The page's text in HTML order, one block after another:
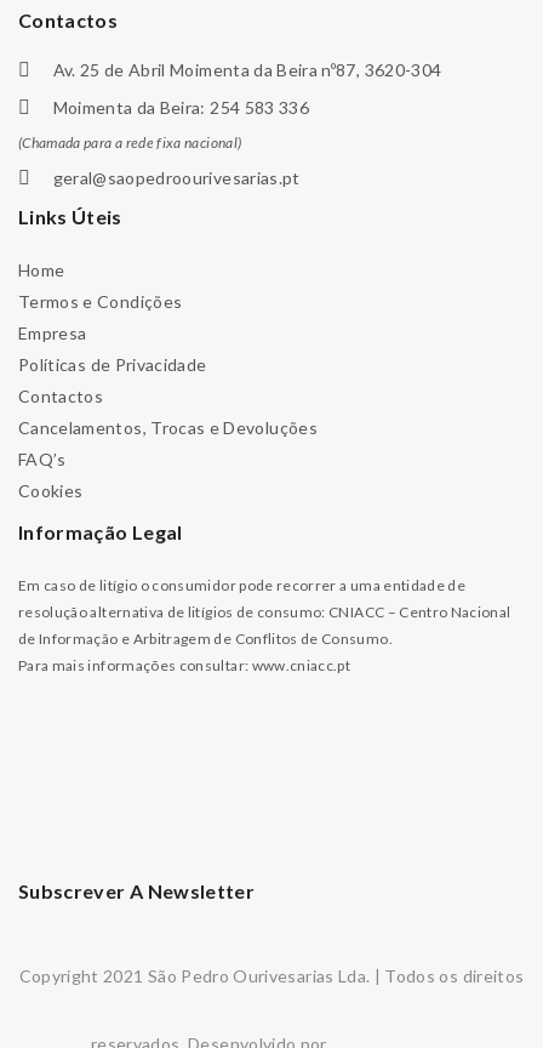
Contactos
Av. 25 de Abril Moimenta da Beira nº87, 3620-304
Moimenta da Beira: 254 583 336
(Chamada para a rede fixa nacional)
geral@saopedroourivesarias.pt
Links Úteis
Home
Termos e Condições
Empresa
Políticas de Privacidade
Contactos
Cancelamentos, Trocas e Devoluções
FAQ’s
Cookies
Informação Legal
Em caso de litígio o consumidor pode recorrer a uma entidade de
resolução alternativa de litígios de consumo: CNIACC – Centro Nacional
de Informação e Arbitragem de Conflitos de Consumo.
Para mais informações consultar: www.cniacc.pt
Subscrever A Newsletter
Copyright 2021 São Pedro Ourivesarias Lda. | Todos os direitos
reservados. Desenvolvido por